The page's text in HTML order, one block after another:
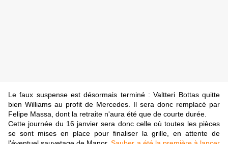
Le faux suspense est désormais terminé : Valtteri Bottas quitte
bien Williams au profit de Mercedes. Il sera donc remplacé par
Felipe Massa, dont la retraite n'aura été que de courte durée.
Cette journée du 16 janvier sera donc celle où toutes les pièces
se sont mises en place pour finaliser la grille, en attente de